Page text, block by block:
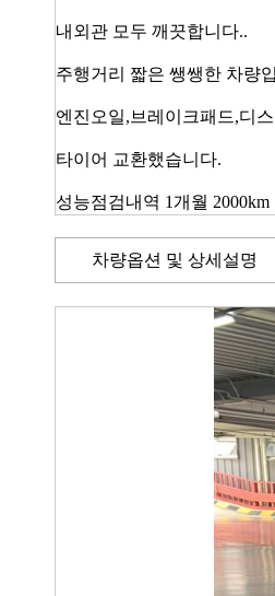
내외관 모두 깨끗합니다..
주행거리 짧은 쌩쌩한 차량
엔진오일,브레이크패드,디
타이어 교환했습니다.
성능점검내역 1개월
차량옵션 및 상세설명